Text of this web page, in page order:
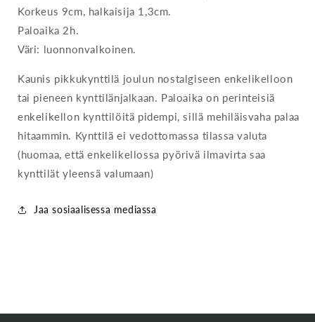
Korkeus 9cm, halkaisija 1,3cm.
Paloaika 2h.
Väri: luonnonvalkoinen.
Kaunis pikkukynttilä joulun nostalgiseen enkelikelloon
tai pieneen kynttilänjalkaan. Paloaika on perinteisiä
enkelikellon kynttilöitä pidempi, sillä mehiläisvaha palaa
hitaammin. Kynttilä ei vedottomassa tilassa valuta
(huomaa, että enkelikellossa pyörivä ilmavirta saa
kynttilät yleensä valumaan)
Jaa sosiaalisessa mediassa